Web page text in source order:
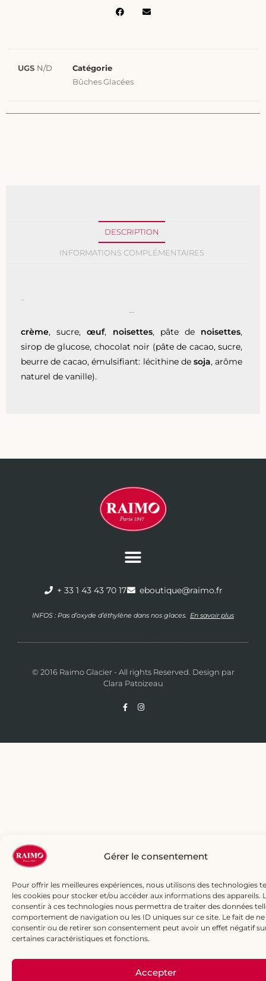
Gérer le consentement
Pour offrir les meilleures expériences, nous utilisons des technologies
les cookies pour stocker et/ou accéder aux informations des appareils.
consentir à ces technologies nous permettra de traiter des données
comportement de navigation ou les ID uniques sur ce site. Le fait de ne
consentir ou de retirer son consentement peut avoir un effet négatif
certaines caractéristiques et fonctions.
Accepter
UGS N/D
Catégorie
Bûches Glacées
DESCRIPTION
INFORMATIONS COMPLÉMENTAIRES
crème, sucre,œuf, noisettes, pâte de noisettes,
sirop de glucose, chocolat noir (pâte de cacao, sucre,
beurre de cacao, émulsifiant: lécithine de soja, arôme
naturel de vanille).
+ 33 1 43 43 70 17 eboutique@raimo.fr
INFOS : Pas d’oxyde d’éthylène dans nos glaces. En savoir plus
© 2016 Raimo Glacier - All rights Reserved. Design par
Clara Patoizeau